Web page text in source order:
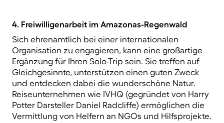
4. Freiwilligenarbeit im Amazonas-Regenwald
Sich ehrenamtlich bei einer internationalen
Organisation zu engagieren, kann eine großartige
Ergänzung für Ihren Solo-Trip sein. Sie treffen auf
Gleichgesinnte, unterstützen einen guten Zweck
und entdecken dabei die wunderschöne Natur.
Reiseunternehmen wie IVHQ (gegründet von Harry
Potter Darsteller Daniel Radcliffe) ermöglichen die
Vermittlung von Helfern an NGOs und Hilfsprojekte.